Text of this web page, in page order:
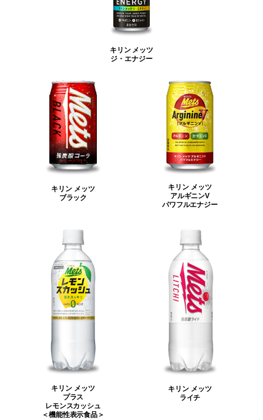
キリン メッツ
ジ・エナジー
キリン メッツ
ブラック
キリン メッツ
アルギニンV
パワフルエナジー
キリン メッツ
プラス
レモンスカッシュ
＜機能性表示食品＞
キリン メッツ
ライチ